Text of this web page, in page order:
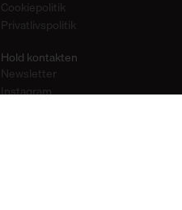
Cookiepolitik
Privatlivspolitik
Hold kontakten
Newsletter
Instagram